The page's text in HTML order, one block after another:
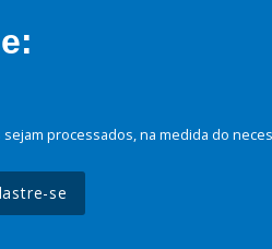
processados, na medida do
se